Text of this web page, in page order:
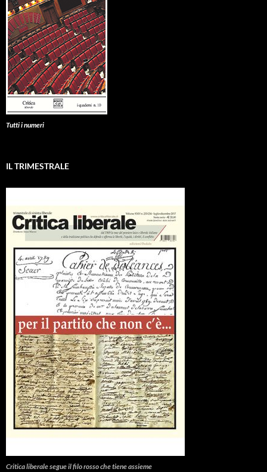
Tutti i numeri
IL TRIMESTRALE
Critica liberalesegue il filo rosso che tiene assieme